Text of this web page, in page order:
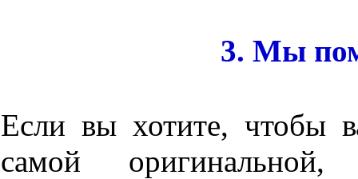
3. Мы
Если вы хотите, чтобы
самой